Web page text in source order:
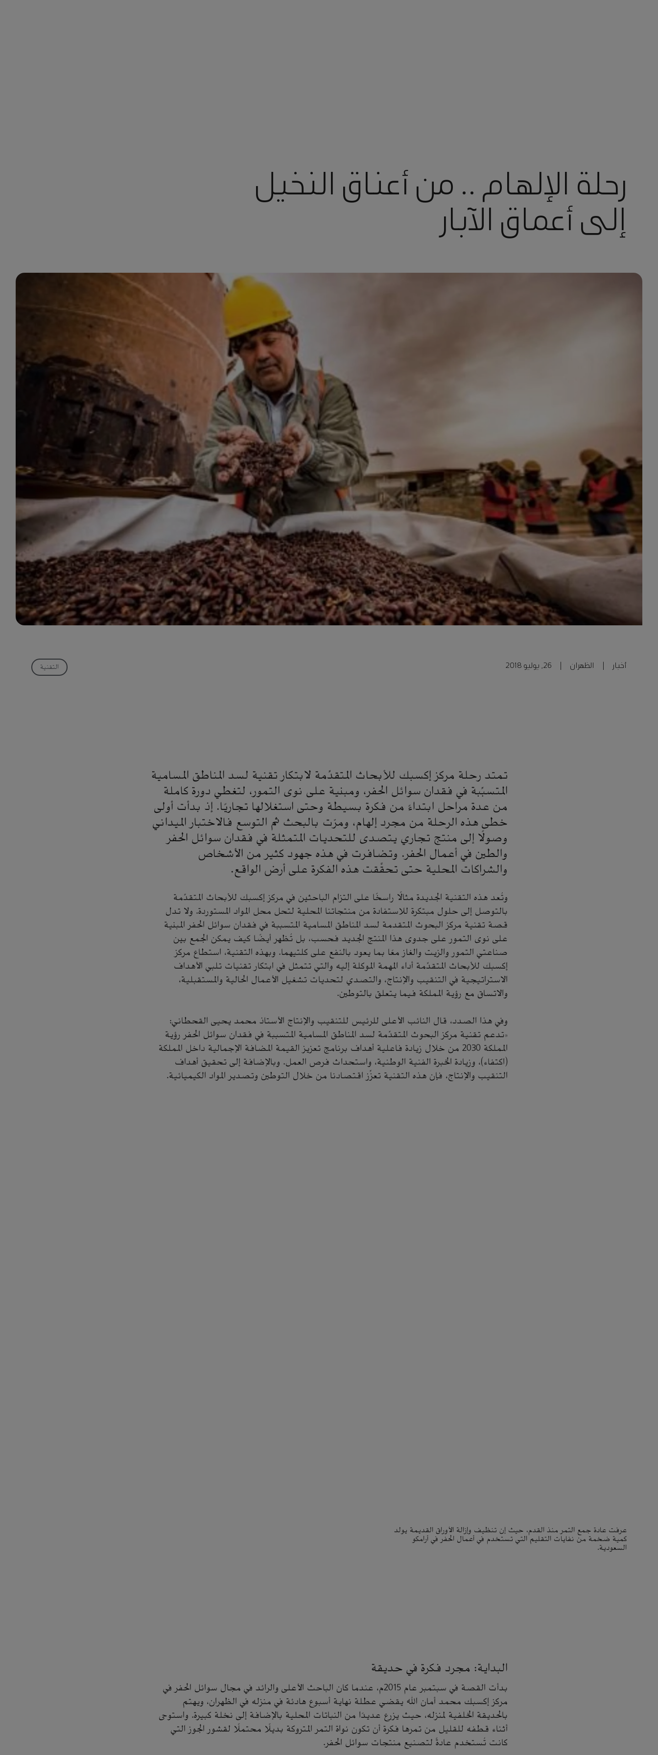
رحلة الإلهام .. من أعناق النخيل
إلى أعماق الآبار
أخبار الظهران 26, يوليو 2018 التقنية
تمتد رحلة مركز إكسبك للأبحاث المتقدِّمة لابتكار تقنية لسد المناطق المسامية
المتسبِّبة في فقدان سوائل الحفر، ومبنية على نوى التمور، لتغطي دورة كاملة
من عدة مراحل ابتداءً من فكرة بسيطة وحتى استغلالها تجاريًا. إذ بدأت أولى
خطى هذه الرحلة من مجرد إلهام، ومرّت بالبحث ثم التوسع فالاختبار الميداني
وصولًا إلى منتج تجاري يتصدى للتحديات المتمثلة في فقدان سوائل الحفر
والطين في أعمال الحفر. وتضافرت في هذه جهود كثير من الأشخاص
والشراكات المحلية حتى تحقَّقت هذه الفكرة على أرض الواقع.
وتُعد هذه التقنية الجديدة مثالًا راسخًا على التزام الباحثين في مركز إكسبك للأبحاث المتقدِّمة
بالتوصل إلى حلول مبتكرة للاستفادة من منتجاتنا المحلية لتحل محل المواد المستوردة. ولا تدل
قصة تقنية مركز البحوث المتقدمة لسد المناطق المسامية المتسببة في فقدان سوائل الحفر المبنية
على نوى التمور على جدوى هذا المنتج الجديد فحسب، بل تُظهر أيضًا كيف يمكن الجمع بين
صناعتي التمور والزيت والغاز معًا بما يعود بالنفع على كلتيهما. وبهذه التقنية، استطاع مركز
إكسبك للأبحاث المتقدِّمة أداء المهمة الموكلة إليه والتي تتمثل في ابتكار تقنيات تلبي الأهداف
الاستراتيجية في التنقيب والإنتاج، والتصدي لتحديات تشغيل الأعمال الحالية والمستقبلية،
والاتساق مع رؤية المملكة فيما يتعلق بالتوطين.
وفي هذا الصدد، قال النائب الأعلى للرئيس للتنقيب والإنتاج الأستاذ محمد يحيى القحطاني:
«تدعم تقنية مركز البحوث المتقدِّمة لسد المناطق المسامية المتسببة في فقدان سوائل الحفر رؤية
المملكة 2030 من خلال زيادة فاعلية أهداف برنامج تعزيز القيمة المضافة الإجمالية داخل المملكة
(اكتفاء)، وزيادة الخبرة الفنية الوطنية، واستحداث فرص العمل. وبالإضافة إلى تحقيق أهداف
التنقيب والإنتاج، فإن هذه التقنية تعزِّز اقتصادنا من خلال التوطين وتصدير المواد الكيميائية.
عرفت عادة جمع التمر منذ القدم، حيث إن تنظيف وإزالة الأوراق القديمة يولد
كمية ضخمة من نفايات التقليم التي تستخدم في أعمال الحفر في أرامكو
السعودية.
البداية: مجرد فكرة في حديقة
بدأت القصة في سبتمبر عام 2015م، عندما كان الباحث الأعلى والرائد في مجال سوائل الحفر في
مركز إكسبك محمد أمان الله يقضي عطلة نهاية أسبوع هادئة في منزله في الظهران، ويهتم
بالحديقة الخلفية لمنزله، حيث يزرع عديدًا من النباتات المحلية بالإضافة إلى نخلة كبيرة. واستوحى
أثناء قطفه للقليل من تمرها فكرة أن تكون نواة التمر المتروكة بديلًا محتملًا لقشور الجوز التي
كانت تُستخدم عادةً لتصنيع منتجات سوائل الحفر.